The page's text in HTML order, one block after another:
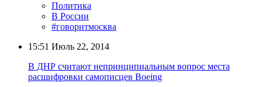
Политика
В России
#говоритмосква
15:51 Июль 22, 2014
В ДНР считают непринципиальным вопрос места
расшифровки самописцев Boeing